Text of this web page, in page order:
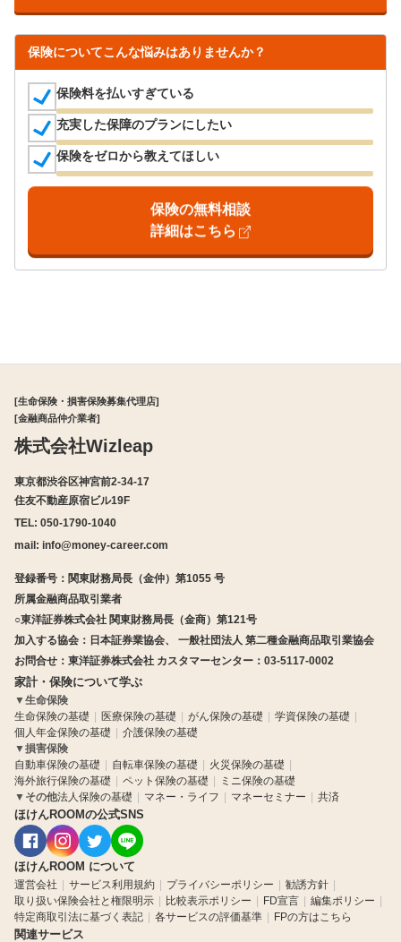
保険についてこんな悩みはありませんか？
保険料を払いすぎている
充実した保障のプランにしたい
保険をゼロから教えてほしい
保険の無料相談
詳細はこちら
[生命保険・損害保険募集代理店]
[金融商品仲介業者]
株式会社Wizleap
東京都渋谷区神宮前2-34-17
住友不動産原宿ビル19F
TEL: 050-1790-1040
mail: info@money-career.com
登録番号：関東財務局長（金仲）第1055 号
所属金融商品取引業者
○東洋証券株式会社 関東財務局長（金商）第121号
加入する協会：日本証券業協会、 一般社団法人 第二種金融商品取引業協会
お問合せ：東洋証券株式会社 カスタマーセンター：03-5117-0002
家計・保険について学ぶ
▼生命保険
生命保険の基礎
医療保険の基礎 がん保険の基礎
学資保険の基礎
個人年金保険の基礎
介護保険の基礎
▼損害保険
自動車保険の基礎
自転車保険の基礎
火災保険の基礎
海外旅行保険の基礎
ペット保険の基礎
ミニ保険の基礎
▼ その他法人保険の基礎 マネー・ライフ マネーセミナー 共済
ほけんROOMの公式SNS
ほけんROOM について
運営会社 サービス利用規約 プライバシーポリシー
勧誘方針
取り扱い保険会社と権限明示
比較表示ポリシー FD宣言
編集ポリシー
特定商取引法に基づく表記
各サービスの評価基準 FPの方はこちら
関連サービス